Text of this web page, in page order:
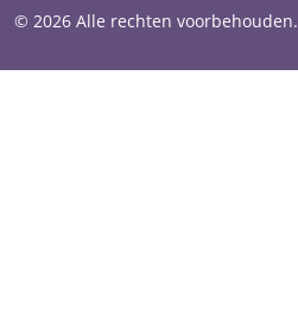
© 2026 Alle rechten voorbehouden.